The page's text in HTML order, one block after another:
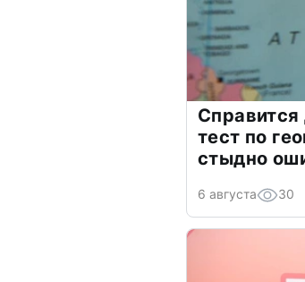
тест по
стыдно
6 августа 30